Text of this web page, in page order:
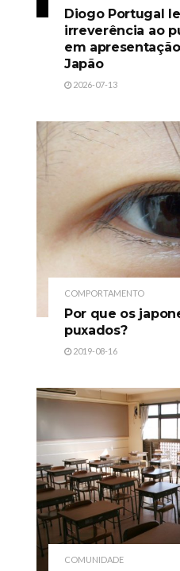
Diogo Portugal
irreverência ao
em
Japão
2026-07-13
COMPORTAMENTO
Por que os
puxados?
2019-08-16
COMUNIDADE